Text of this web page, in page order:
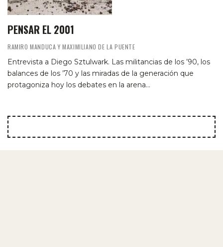
PENSAR EL 2001
RAMIRO MANDUCA Y MAXIMILIANO DE LA PUENTE
Entrevista a Diego Sztulwark. Las militancias de los ’90, los
balances de los ’70 y las miradas de la generación que
protagoniza hoy los debates en la arena…